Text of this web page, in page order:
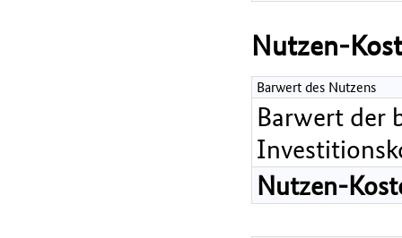
Nutzen-
Barwert des Nutzens
Barwert der
Nutzen-